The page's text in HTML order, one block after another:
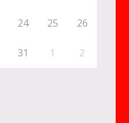
24 25 26
31 1 2